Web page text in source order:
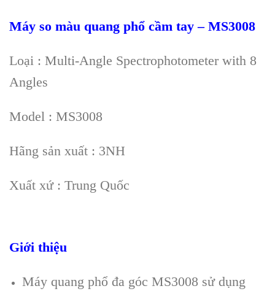
Máy so màu quang phổ cầm tay – MS3008
Loại : Multi-Angle Spectrophotometer with 8
Angles
Model : MS3008
Hãng sản xuất : 3NH
Xuất xứ : Trung Quốc
Giới thiệu
Máy quang phổ đa góc MS3008 sử dụng